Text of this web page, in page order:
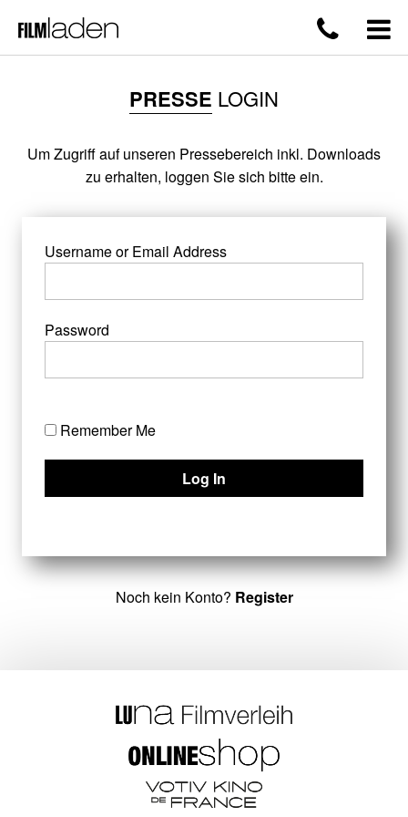
PRESSE LOGIN
Um Zugriff auf unseren Pressebereich inkl. Downloads
zu erhalten, loggen Sie sich bitte ein.
Username or Email Address
Password
Remember Me
Noch kein Konto? Register